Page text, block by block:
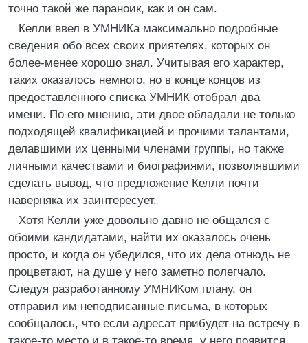
точно такой же параноик, как и он сам.
Келли ввел в УМНИКа максимально подробные
сведения обо всех своих приятелях, которых он
более-менее хорошо знал. Учитывая его характер,
таких оказалось немного, но в конце концов из
предоставленного списка УМНИК отобрал два
имени. По его мнению, эти двое обладали не только
подходящей квалификацией и прочими талантами,
делавшими их ценными членами группы, но также
личными качествами и биографиями, позволявшими
сделать вывод, что предложение Келли почти
наверняка их заинтересует.
Хотя Келли уже довольно давно не общался с
обоими кандидатами, найти их оказалось очень
просто, и когда он убедился, что их дела отнюдь не
процветают, на душе у него заметно полегчало.
Следуя разработанному УМНИКом плану, он
отправил им неподписанные письма, в которых
сообщалось, что если адресат прибудет на встречу в